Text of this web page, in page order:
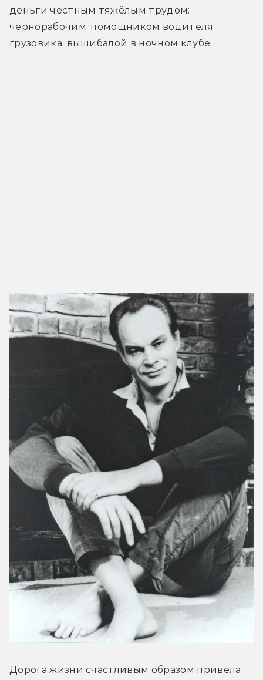
деньги честным тяжёлым трудом:
чернорабочим, помощником водителя
грузовика, вышибалой в ночном клубе.
Дорога жизни счастливым образом привела